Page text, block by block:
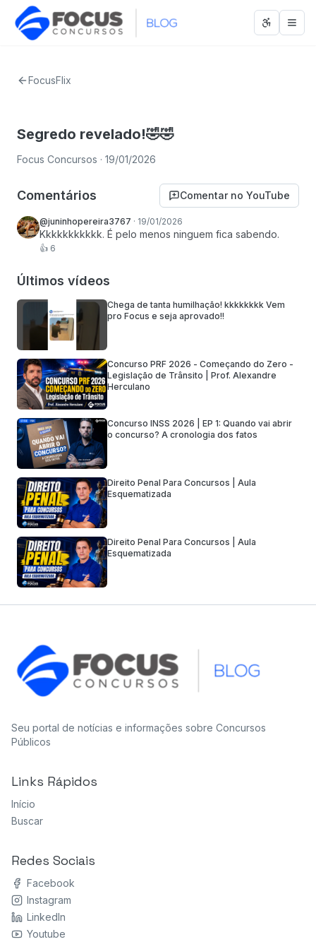
Abrir
FocusFlix
Segredo revelado!🤣🤣
Focus Concursos · 19/01/2026
Comentários Comentar no YouTube
@juninhopereira3767 · 19/01/2026
Kkkkkkkkkkk. É pelo menos ninguem fica sabendo.
👍 6
Últimos vídeos
Chega de tanta humilhação! kkkkkkkk Vem
pro Focus e seja aprovado!!
Concurso PRF 2026 - Começando do Zero -
Legislação de Trânsito | Prof. Alexandre
Herculano
Concurso INSS 2026 | EP 1: Quando vai abrir
o concurso? A cronologia dos fatos
Direito Penal Para Concursos | Aula
Esquematizada
Direito Penal Para Concursos | Aula
Esquematizada
Seu portal de notícias e informações sobre Concursos
Públicos
Links Rápidos
Início
Buscar
Redes Sociais
Facebook
Instagram
LinkedIn
Youtube